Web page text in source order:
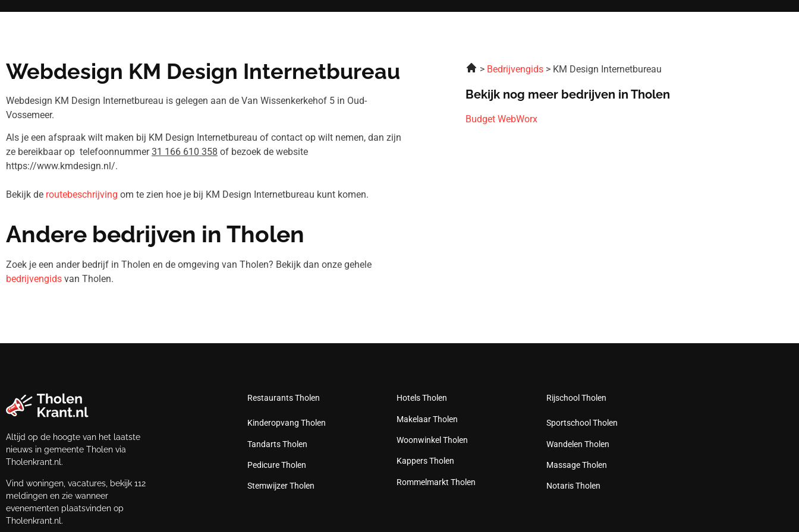
Webdesign KM Design Internetbureau
Webdesign KM Design Internetbureau is gelegen aan de Van Wissenkerkehof 5 in Oud-
Vossemeer.
Als je een afspraak wilt maken bij KM Design Internetbureau of contact op wilt nemen, dan zijn
ze bereikbaar op telefoonnummer31 166 610 358 of bezoek de website
https://www.kmdesign.nl/.
Bekijk de routebeschrijving om te zien hoe je bij KM Design Internetbureau kunt komen.
Andere bedrijven in Tholen
Zoek je een ander bedrijf in Tholen en de omgeving van Tholen? Bekijk dan onze gehele
bedrijvengids van Tholen.
Bedrijvengids KM Design Internetbureau
Bekijk nog meer bedrijven in Tholen
Budget WebWorx
Altijd op de hoogte van het laatste
nieuws in gemeente Tholen via
Tholenkrant.nl.
Vind woningen, vacatures, bekijk 112
meldingen en zie wanneer
evenementen plaatsvinden op
Tholenkrant.nl.
Restaurants Tholen
Kinderopvang Tholen
Tandarts Tholen
Pedicure Tholen
Stemwijzer Tholen
Hotels Tholen
Makelaar Tholen
Woonwinkel Tholen
Kappers Tholen
Rommelmarkt Tholen
Rijschool Tholen
Sportschool Tholen
Wandelen Tholen
Massage Tholen
Notaris Tholen